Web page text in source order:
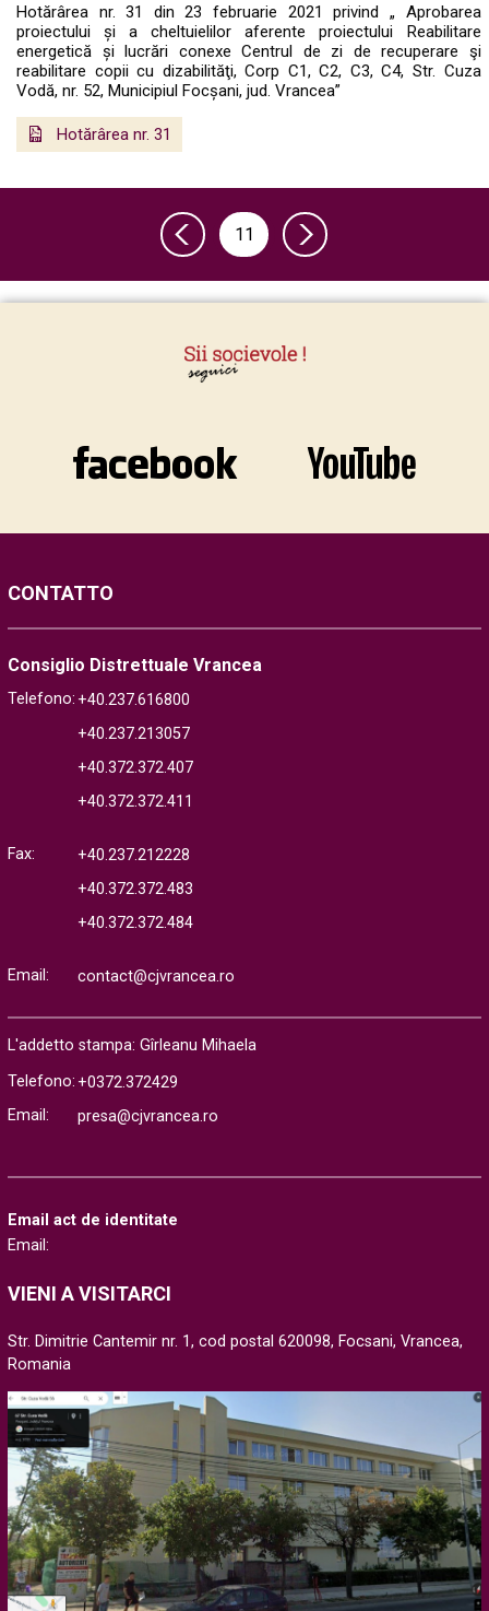
Hotărârea nr. 31 din 23 februarie 2021 privind „ Aprobarea
proiectului și a cheltuielilor aferente proiectului Reabilitare
energetică și lucrări conexe Centrul de zi de recuperare şi
reabilitare copii cu dizabilităţi, Corp C1, C2, C3, C4, Str. Cuza
Vodă, nr. 52, Municipiul Focșani, jud. Vrancea”
Hotărârea nr. 31
11
CONTATTO
Consiglio Distrettuale Vrancea
Telefono: +40.237.616800
+40.237.213057
+40.372.372.407
+40.372.372.411
Fax:
+40.237.212228
+40.372.372.483
+40.372.372.484
Email: contact@cjvrancea.ro
L'addetto stampa: Gîrleanu Mihaela
Telefono: +0372.372429
Email:
presa@cjvrancea.ro
Email act de identitate
Email:
VIENI A VISITARCI
Str. Dimitrie Cantemir nr. 1, cod postal 620098, Focsani, Vrancea,
Romania